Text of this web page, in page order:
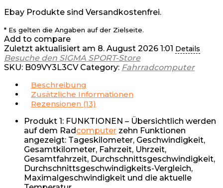
Ebay Produkte sind Versandkostenfrei.
* Es gelten die Angaben auf der Zielseite.
Add to compare
Zuletzt aktualisiert am 8. August 2026 1:01 Details
Besuche den SIGMA SPORT-Store
SKU: B09VY3L3CV Category: Fahrradcomputer
Beschreibung
Zusätzliche Informationen
Rezensionen (13)
Produkt 1: FUNKTIONEN – Übersichtlich werden
auf dem Radcomputer zehn Funktionen
angezeigt: Tageskilometer, Geschwindigkeit,
Gesamtkilometer, Fahrzeit, Uhrzeit,
Gesamtfahrzeit, Durchschnittsgeschwindigkeit,
Durchschnittsgeschwindigkeits-Vergleich,
Maximalgeschwindigkeit und die aktuelle